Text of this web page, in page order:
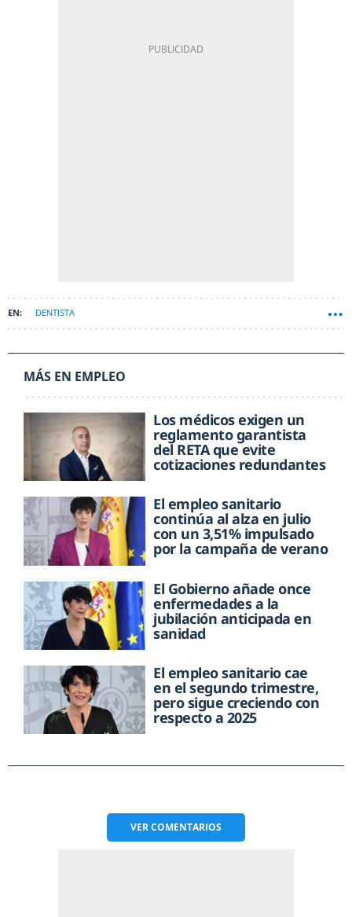
DENTISTA
MÁS EN EMPLEO
Los médicos exigen un
reglamento garantista
del RETA que evite
cotizaciones redundantes
El empleo sanitario
continúa al alza en julio
con un 3,51% impulsado
por la campaña de verano
El Gobierno añade once
enfermedades a la
jubilación anticipada en
sanidad
El empleo sanitario cae
en el segundo trimestre,
pero sigue creciendo con
respecto a 2025
VERCOMENTARIOS